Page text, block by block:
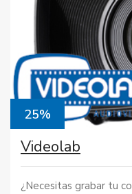
25%
Videolab
¿Necesitas grabar tu